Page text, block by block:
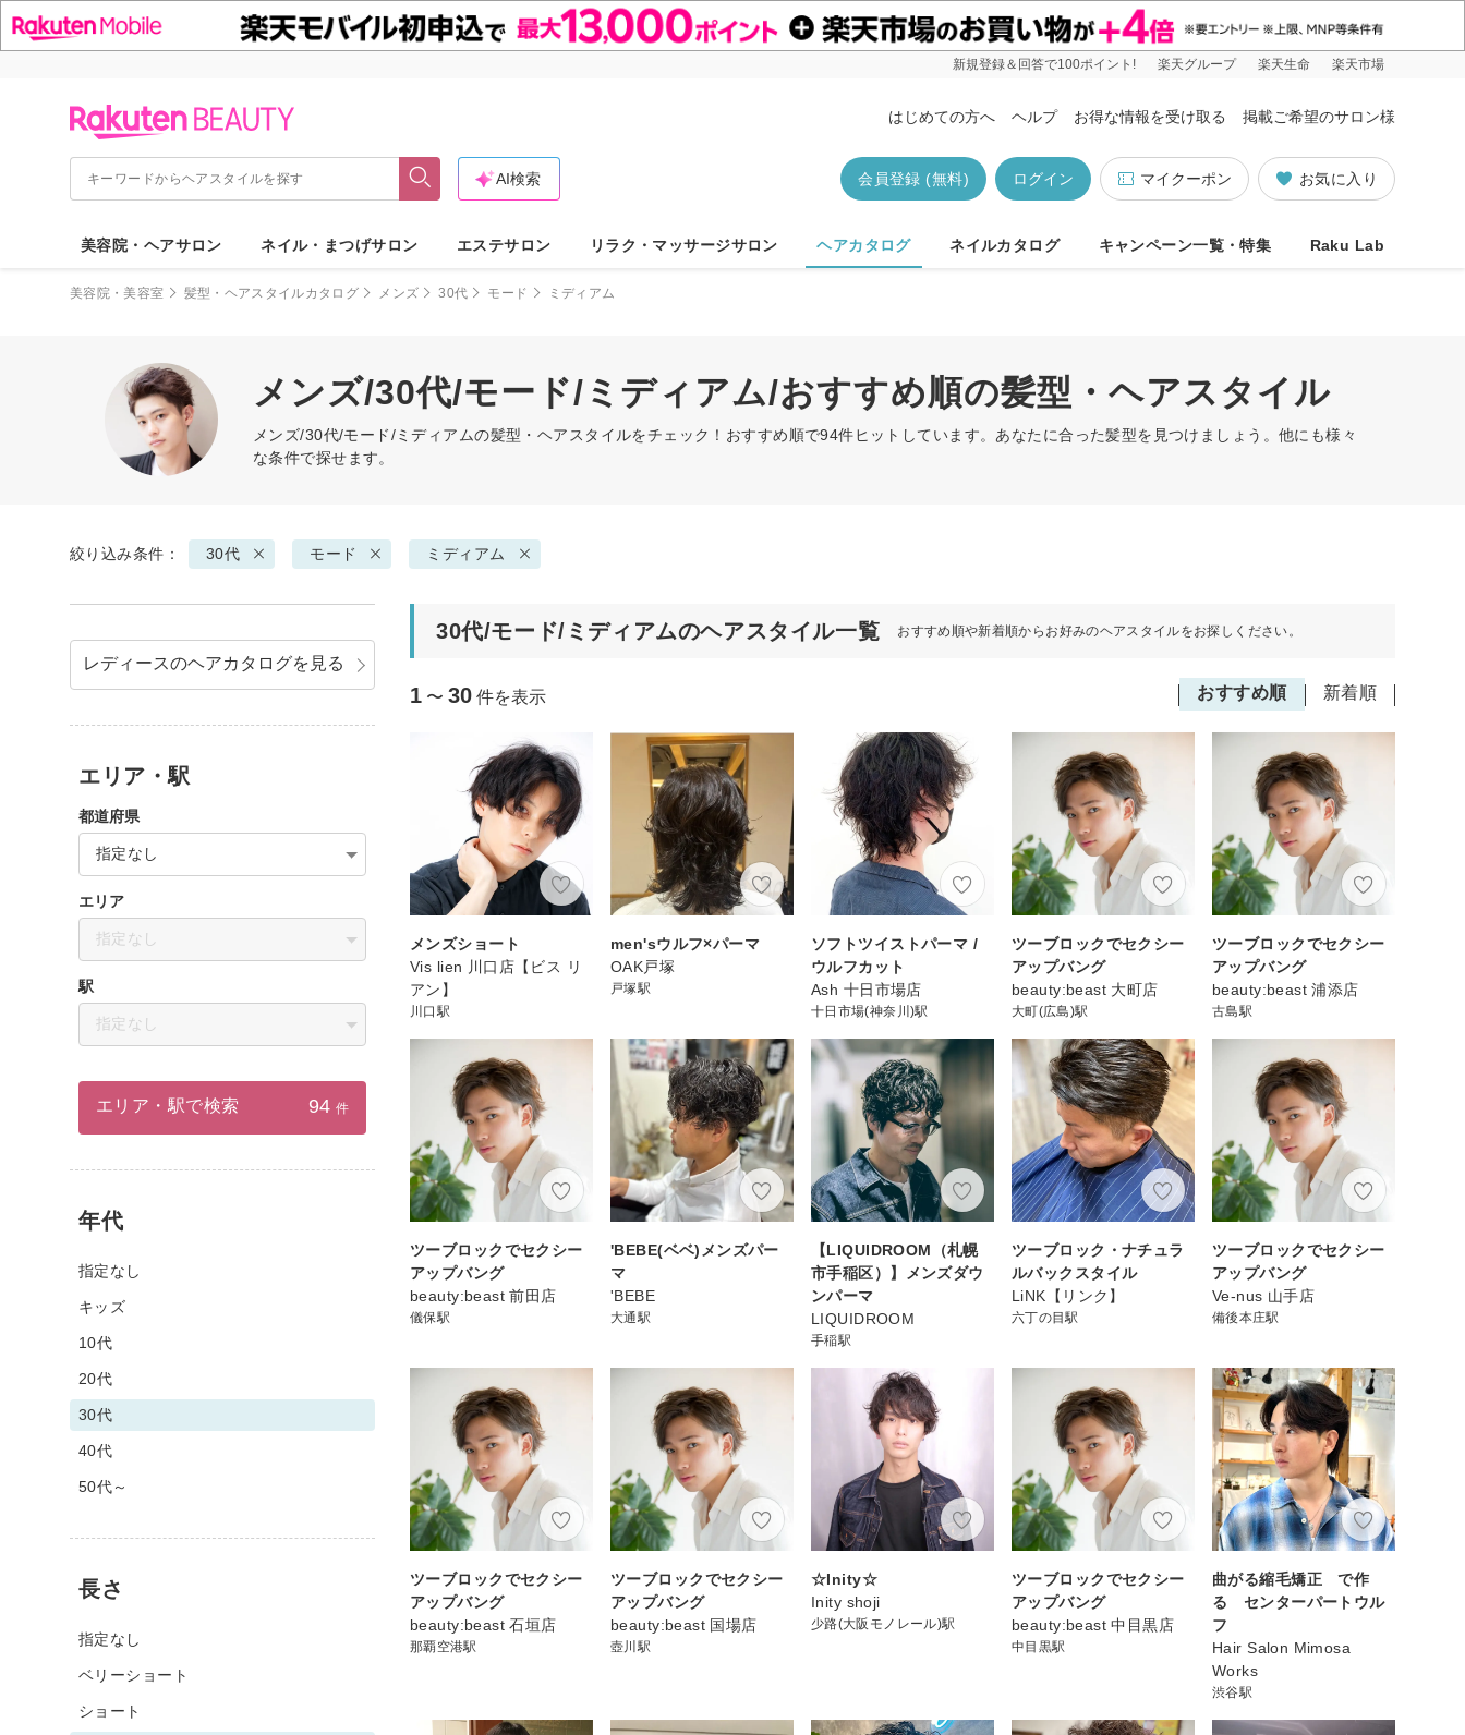
新規登録＆回答で100ポイント! 楽天グループ 楽天生命 楽天市場
はじめての方へ ヘルプ お得な情報を受け取る 掲載ご希望のサロン様
お気に入り
マイクーポン
ログイン
会員登録 (無料)
AI検索
美容院・ヘアサロン ネイル・まつげサロン エステサロン リラク・マッサージサロン ヘアカタログ ネイルカタログ キャンペーン一覧・特集 Raku Lab
美容院・美容室 髪型・ヘアスタイルカタログ メンズ 30代 モード ミディアム
メンズ/30代/モード/ミディアム/おすすめ順の髪型・ヘアスタイル
メンズ/30代/モード/ミディアムの髪型・ヘアスタイルをチェック！おすすめ順で94件ヒットしています。あなたに合った髪型を見つけましょう。他にも様々
な条件で探せます。
絞り込み条件： 30代 モード ミディアム
30代/モード/ミディアムのヘアスタイル一覧 おすすめ順や新着順からお好みのヘアスタイルをお探しください。
おすすめ順 新着順
1 〜 30 件を表示
メンズショート
Vis lien 川口店【ビス リ
アン】
川口駅
men'sウルフ×パーマ
OAK戸塚
戸塚駅
ソフトツイストパーマ /
ウルフカット
Ash 十日市場店
十日市場(神奈川)駅
ツーブロックでセクシー
アップバング
beauty:beast 大町店
大町(広島)駅
ツーブロックでセクシー
アップバング
beauty:beast 浦添店
古島駅
ツーブロックでセクシー
アップバング
beauty:beast 前田店
儀保駅
'BEBE(ベベ)メンズパー
マ
'BEBE
大通駅
【LIQUIDROOM（札幌
市手稲区）】メンズダウ
ンパーマ
LIQUIDROOM
手稲駅
ツーブロック・ナチュラ
ルバックスタイル
LiNK【リンク】
六丁の目駅
ツーブロックでセクシー
アップバング
Ve-nus 山手店
備後本庄駅
ツーブロックでセクシー
アップバング
beauty:beast 石垣店
那覇空港駅
ツーブロックでセクシー
アップバング
beauty:beast 国場店
壺川駅
☆Inity☆
Inity shoji
少路(大阪モノレール)駅
ツーブロックでセクシー
アップバング
beauty:beast 中目黒店
中目黒駅
曲がる縮毛矯正 で作
る センターパートウル
フ
Hair Salon Mimosa
Works
渋谷駅
レディースのヘアカタログを見る
エリア・駅
都道府県
指定なし
エリア
指定なし
駅
指定なし
エリア・駅で検索 94 件
年代
指定なし
キッズ
10代
20代
30代
40代
50代～
長さ
指定なし
ベリーショート
ショート